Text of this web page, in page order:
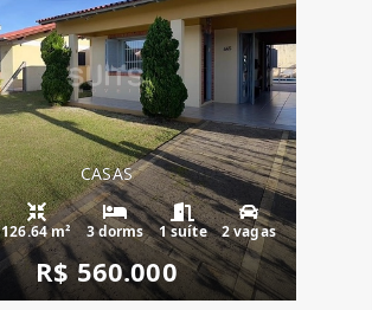
CASAS
126.64 m² 3 dorms 1 suíte 2 vagas
R$ 560.000